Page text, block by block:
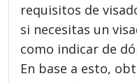
requisitos de
si necesitas un
como indicar de
En base a esto,